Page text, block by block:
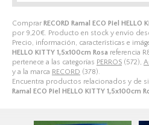
Comprar RECORD Ramal ECO Piel HELLO
por 9,20€ . Producto en stock y envío
Precio, información, características e
HELLO KITTY 1,5x100cm Rosa referencia
pertenece a las categorías PERROS (572),
y a la marca RECORD (378).
Encuentra productos relacionados y de
Ramal ECO Piel HELLO KITTY 1,5x100cm